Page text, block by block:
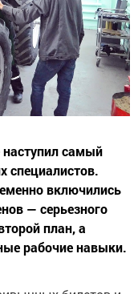
самый
специалистов.
включились
— серьезного
план, а
рабочие навыки.